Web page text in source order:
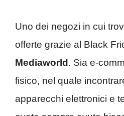
Uno dei negozi in cui
offerte grazie al Black
Mediaworld . Sia e-
fisico, nel quale
apparecchi elettronici e